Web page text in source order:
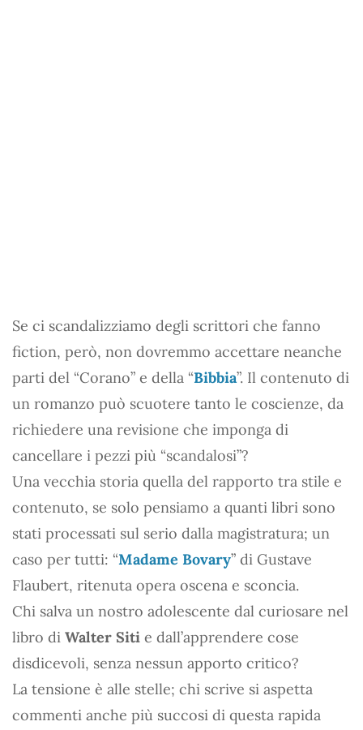
Se ci scandalizziamo degli scrittori che fanno
fiction, però, non dovremmo accettare neanche
parti del “Corano” e della “Bibbia”. Il contenuto di
un romanzo può scuotere tanto le coscienze, da
richiedere una revisione che imponga di
cancellare i pezzi più “scandalosi”?
Una vecchia storia quella del rapporto tra stile e
contenuto, se solo pensiamo a quanti libri sono
stati processati sul serio dalla magistratura; un
caso per tutti: “Madame Bovary” di Gustave
Flaubert, ritenuta opera oscena e sconcia.
Chi salva un nostro adolescente dal curiosare nel
libro di Walter Siti e dall’apprendere cose
disdicevoli, senza nessun apporto critico?
La tensione è alle stelle; chi scrive si aspetta
commenti anche più succosi di questa rapida